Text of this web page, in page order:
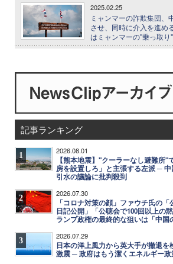
2025.02.25
ミャンマーの詐欺集団、
させ、同時に介入を進め
はミャンマーの"乗っ取り"
記事ランキング
1 2026.08.01
【熊本地震】"クーラーなし避難所"
房を設置しろ」と主張する左派 ─
引水の議論に批判殺到
2 2026.07.30
「コロナ対策の顔」ファウチ氏の
日記公開」「公聴会で100回以上の
ランプ政権の最終的な狙いは「中国
3 2026.07.29
日本の洋上風力から英大手が撤退を
激震 ─ 政府はもう潔くエネルギー